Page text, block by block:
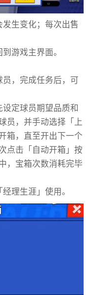
生变化；每次出售
游戏主界面。
，完成任务后，可
定球员期望品质和
员，并手动选择「上
箱，直至开出下一个
点击「自动开箱」按
，宝箱次数消耗完毕
理生涯」使用。